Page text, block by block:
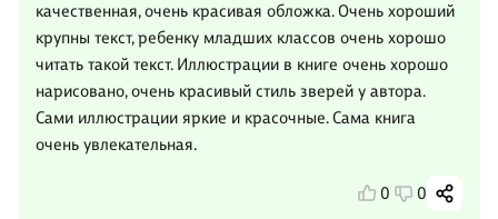
качественная, очень красивая обложка. Очень хороший
крупны текст, ребенку младших классов очень хорошо
читать такой текст. Иллюстрации в книге очень хорошо
нарисовано, очень красивый стиль зверей у автора.
Сами иллюстрации яркие и красочные. Сама книга
очень увлекательная.
0 0